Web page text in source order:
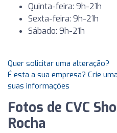
Quinta-feira: 9h-21h
Sexta-feira: 9h-21h
Sábado: 9h-21h
Quer solicitar uma alteração?
É esta a sua empresa? Crie
suas informações
Fotos de CVC
Rocha